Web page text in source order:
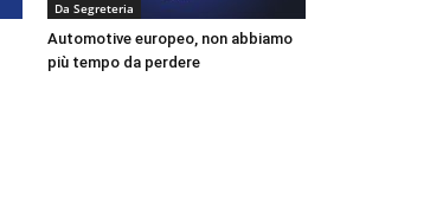
Da Segreteria
Automotive europeo, non abbiamo
più tempo da perdere